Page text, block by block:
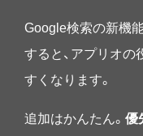
Google検索の新機
すると、アプリオ
すくなります。
追加はかんたん。 優